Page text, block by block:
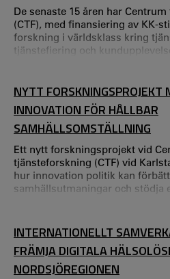
De senaste 15 åren har
(CTF), med finansiering av KK-
forskning i världsklass kring
tjänstefiering och
NYTT FORSKNINGSPROJEKT
INNOVATION FÖR HÅLLBAR
SAMHÄLLSOMSTÄLLNING
Ett nytt forskningsprojekt vid
tjänsteforskning (CTF) vid
hur innovation politik kan
samhällsutmaningar och stödja
integreras i utformningen av
innovationspolitik som en
komplexa
hållbar transformation i enlighet
INTERNATIONELLT
FRÄMJA DIGITALA
NORDSJÖREGIONEN